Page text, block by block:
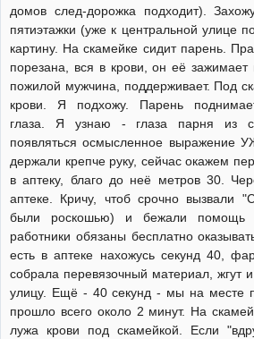
домов след-дорожка подходит).
пятиэтажки (уже к центральной улице
картину. На скамейке сидит парень.
порезана, вся в крови, он её
пожилой мужчина, поддерживает. Под
крови. Я подхожу. Парень
глаза. Я узнаю - глаза парня из
появляться осмысленное выражение
держали крепче руку, сейчас окажем
в аптеку, благо до неё метров 30.
аптеке. Кричу, чтоб срочно вызвали
были роскошью) и бежали помощь
работники обязаны бесплатно
есть в аптеке нахожусь секунд 40,
собрала перевязочный материал, жгут
улицу. Ещё - 40 секунд - мы на месте
прошло всего около 2 минут. На
лужа крови под скамейкой. Если